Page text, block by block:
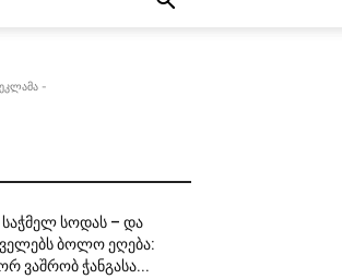
-
საჭმელ სოდას – და
ბოლო ეღება:
ვაშრობ ჭანგასა...